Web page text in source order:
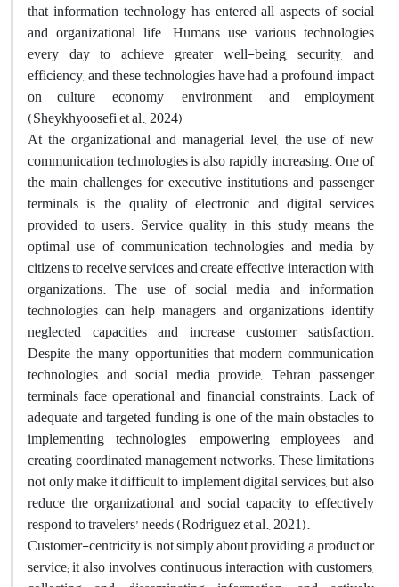
that information technology has entered all aspects of social
and organizational life. Humans use various technologies
every day to achieve greater well-being, security, and
efficiency, and these technologies have had a profound impact
on culture, economy, environment, and employment
(Sheykhyoosefi et al., 2024(
At the organizational and managerial level, the use of new
communication technologies is also rapidly increasing. One of
the main challenges for executive institutions and passenger
terminals is the quality of electronic and digital services
provided to users. Service quality in this study means the
optimal use of communication technologies and media by
citizens to receive services and create effective interaction with
organizations. The use of social media and information
technologies can help managers and organizations identify
neglected capacities and increase customer satisfaction.
Despite the many opportunities that modern communication
technologies and social media provide, Tehran passenger
terminals face operational and financial constraints. Lack of
adequate and targeted funding is one of the main obstacles to
implementing technologies, empowering employees, and
creating coordinated management networks. These limitations
not only make it difficult to implement digital services, but also
reduce the organizational and social capacity to effectively
respond to travelers’ needs (Rodriguez et al., 2021).
Customer-centricity is not simply about providing a product or
service; it also involves continuous interaction with customers,